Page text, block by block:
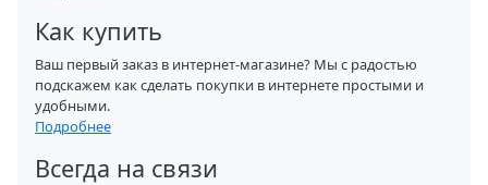
Как купить
Ваш первый заказ в интернет-магазине? Мы с радостью
подскажем как сделать покупки в интернете простыми и
удобными.
Подробнее
Всегда на связи